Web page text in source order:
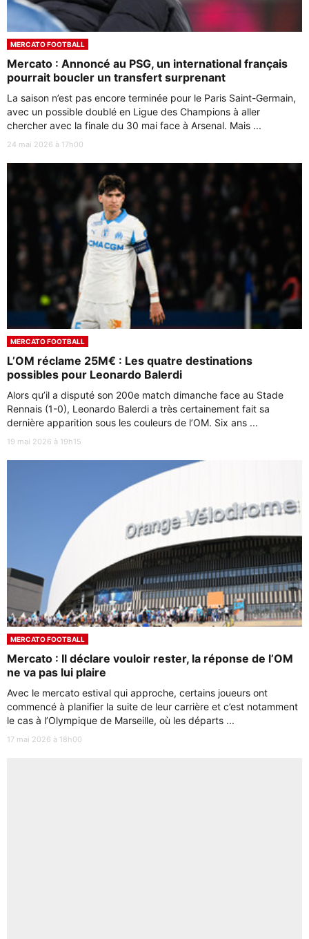
MERCATO FOOTBALL
Mercato : Annoncé au PSG, un international français
pourrait boucler un transfert surprenant
La saison n’est pas encore terminée pour le Paris Saint-Germain,
avec un possible doublé en Ligue des Champions à aller
chercher avec la finale du 30 mai face à Arsenal. Mais ...
24 mai 2026 à 17h00
MERCATO FOOTBALL
L’OM réclame 25M€ : Les quatre destinations
possibles pour Leonardo Balerdi
Alors qu’il a disputé son 200e match dimanche face au Stade
Rennais (1-0), Leonardo Balerdi a très certainement fait sa
dernière apparition sous les couleurs de l’OM. Six ans ...
19 mai 2026 à 19h15
MERCATO FOOTBALL
Mercato : Il déclare vouloir rester, la réponse de l’OM
ne va pas lui plaire
Avec le mercato estival qui approche, certains joueurs ont
commencé à planifier la suite de leur carrière et c’est notamment
le cas à l’Olympique de Marseille, où les départs ...
17 mai 2026 à 18h00